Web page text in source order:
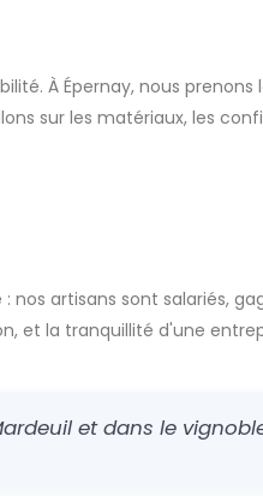
À Épernay, nous
sur les matériaux, les
artisans sont salariés,
et la tranquillité d'une
et dans le